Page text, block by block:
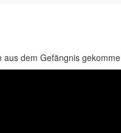
dem Gefängnis